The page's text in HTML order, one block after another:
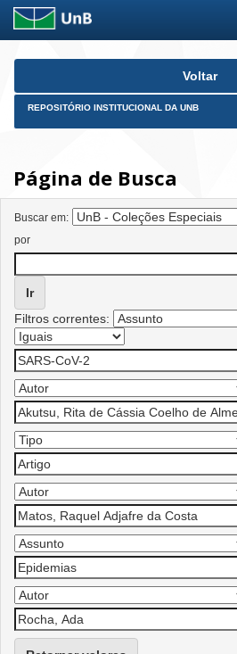
Skip
Voltar
REPOSITÓRIO INSTITUCIONAL DA UNB
Página de Busca
Buscar em:
por
Filtros correntes: